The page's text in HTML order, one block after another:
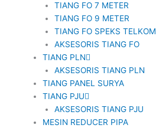
TIANG FO 7 METER
TIANG FO 9 METER
TIANG FO SPEKS TELKOM
AKSESORIS TIANG FO
TIANG PLN
AKSESORIS TIANG PLN
TIANG PANEL SURYA
TIANG PJU
AKSESORIS TIANG PJU
MESIN REDUCER PIPA